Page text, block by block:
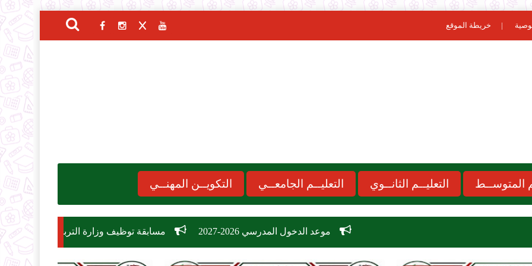
خريطة الموقع
المتوســط التعليــم الثانــوي التعليــم الجامعــي التكويــن المهنــي
موعد الدخول المدرسي 2026-2027 مسابقة توظيف وزارة التربية الوطنية 2026: دليل الشروط، التخصصات، وكيفية التسجيل في 26,209 منصب